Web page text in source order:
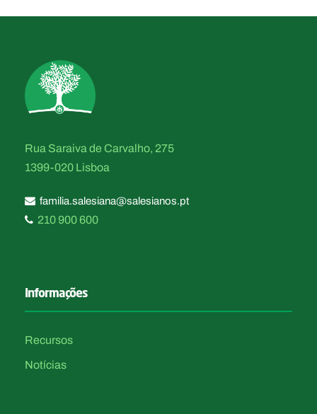
Rua Saraiva de Carvalho, 275
1399-020 Lisboa
familia.salesiana@salesianos.pt
210 900 600
Informações
Recursos
Notícias